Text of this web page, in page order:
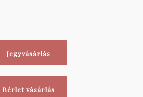
Jegyvásárlás
Bérlet vásárlás